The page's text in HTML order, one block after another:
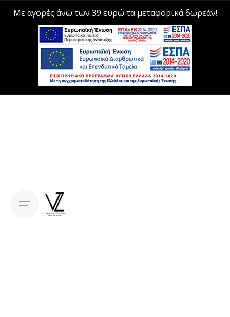
Με αγορές άνω των 39 ευρώ τα μεταφορικά δωρεάν!